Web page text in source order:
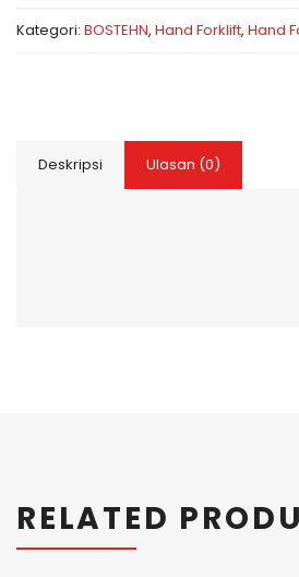
Kategori: BOSTEHN, Hand Forklift, Hand
Deskripsi Ulasan (0)
RELATED